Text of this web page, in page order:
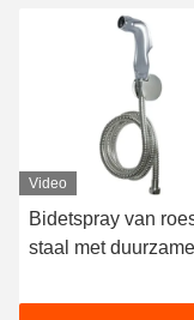
Video
Bidetspray van
staal met duurzame
design voor